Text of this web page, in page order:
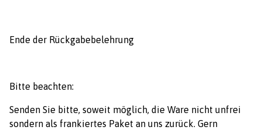
Ende der Rückgabebelehrung
Bitte beachten:
Senden Sie bitte, soweit möglich, die Ware nicht unfrei
sondern als frankiertes Paket an uns zurück. Gern